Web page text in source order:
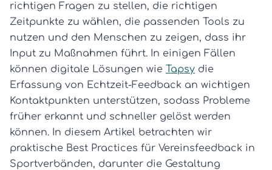
richtigen Fragen zu stellen, die richtigen
Zeitpunkte zu wählen, die passenden Tools zu
nutzen und den Menschen zu zeigen, dass ihr
Input zu Maßnahmen führt. In einigen Fällen
können digitale Lösungen wie Tapsy die
Erfassung von Echtzeit-Feedback an wichtigen
Kontaktpunkten unterstützen, sodass Probleme
früher erkannt und schneller gelöst werden
können. In diesem Artikel betrachten wir
praktische Best Practices für Vereinsfeedback in
Sportverbänden, darunter die Gestaltung